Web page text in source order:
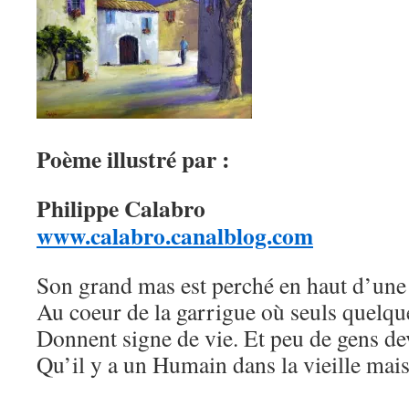
Poème illustré par :
Philippe Calabro
www.calabro.canalblog.com
Son grand mas est perché en haut
Au coeur de la garrigue où seuls
Donnent signe de vie. Et peu de gens
Qu’il y a un Humain dans la vieille